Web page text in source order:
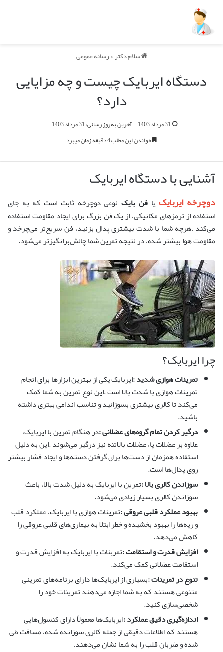
سلام دکتر>رسانه عمومی
دستگاه ایربایک چیست و چه مزایایی
دارد؟
31 مرداد 1403
آخرین به روز رسانی: 31 مرداد 1403
خواندن این مطلب 4 دقیقه زمان میبرد
آشنایی با دستگاه ایربایک
دوچرخه ایربایک یافن بایکنوعی دوچرخه ثابت است که به جای
استفاده از ترمزهای مکانیکی، از یک فن بزرگ برای ایجاد مقاومت استفاده
می‌کند .هرچه شما با شدت بیشتری پدال بزنید، فن سریع‌تر می‌چرخد و
مقاومت هوا بیشتر شده، در نتیجه تمرین شما چالش‌برانگیزتر می‌شود.
چرا ایربایک؟
تمرینات هوازی شدید:ایربایک یکی از بهترین ابزارها برای انجام
تمرینات هوازی با شدت بالا است .این نوع تمرین به شما کمک
می‌کند تا کالری بیشتری بسوزانید و تناسب اندامی بهتری داشته
باشید.
درگیر کردن تمام گروه‌های عضلانی:در هنگام تمرین با ایربایک،
علاوه بر عضلات پا، عضلات بالاتنه نیز درگیر می‌شوند .این به دلیل
استفاده همزمان از دست‌ها برای گرفتن دسته‌ها و ایجاد فشار بیشتر
روی پدال‌ها است.
سوزاندن کالری بالا:تمرین با ایربایک به دلیل شدت بالا، باعث
سوزاندن کالری بسیار زیادی می‌شود.
بهبود عملکرد قلبی عروقی:تمرینات هوازی با ایربایک، عملکرد قلب
و ریه‌ها را بهبود بخشیده و خطر ابتلا به بیماری‌های قلبی عروقی را
کاهش می‌دهد.
افزایش قدرت و استقامت:تمرینات با ایربایک به افزایش قدرت و
استقامت عضلانی کمک می‌کند.
تنوع در تمرینات:بسیاری از ایربایک‌ها دارای برنامه‌های تمرینی
متنوعی هستند که به شما اجازه می‌دهند تمرینات خود را
شخصی‌سازی کنید.
اندازه‌گیری دقیق عملکرد:ایربایک‌ها معمولاً دارای کنسول‌هایی
هستند که اطلاعات دقیقی از جمله کالری سوزانده شده، مسافت طی
شده و ضربان قلب را به شما نشان می‌دهند.